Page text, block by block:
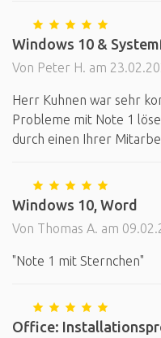
Windows 10 &
Von Peter H. am
Herr Kuhnen war sehr
Probleme mit Note 1
durch einen Ihrer
Windows 10, Word
Von Thomas A. am
"Note 1 mit Sternchen"
Office: